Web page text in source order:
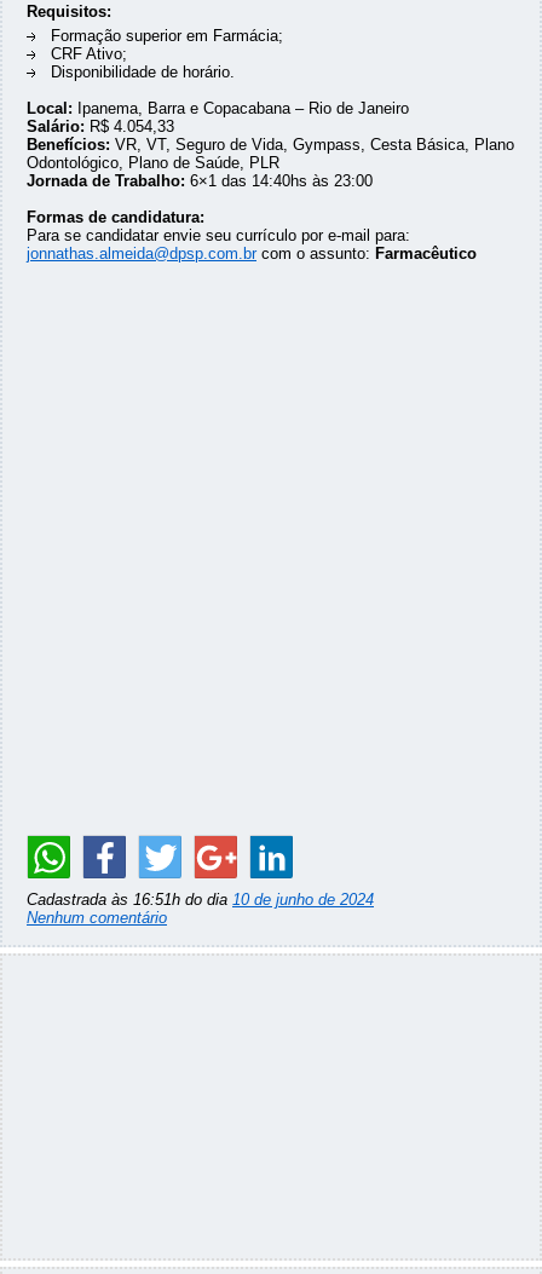
Requisitos:
Formação superior em Farmácia;
CRF Ativo;
Disponibilidade de horário.
Local: Ipanema, Barra e Copacabana – Rio de Janeiro
Salário: R$ 4.054,33
Benefícios: VR, VT, Seguro de Vida, Gympass, Cesta Básica, Plano
Odontológico, Plano de Saúde, PLR
Jornada de Trabalho: 6×1 das 14:40hs às 23:00
Formas de candidatura:
Para se candidatar envie seu currículo por e-mail para:
jonnathas.almeida@dpsp.com.brcom o assunto: Farmacêutico
Cadastrada às 16:51h do dia 10 de junho de 2024
Nenhum comentário